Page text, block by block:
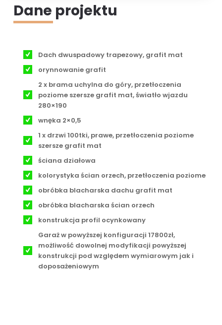
Dane projektu
Dach dwuspadowy trapezowy, grafit mat
orynnowanie grafit
2 x brama uchylna do góry, przetłoczenia
poziome szersze grafit mat, światło wjazdu
280×190
wnęka 2×0,5
1 x drzwi 100tki, prawe, przetłoczenia poziome
szersze grafit mat
ściana działowa
kolorystyka ścian orzech, przetłoczenia poziome
obróbka blacharska dachu grafit mat
obróbka blacharska ścian orzech
konstrukcja profil ocynkowany
Garaż w powyższej konfiguracji 17800zł,
możliwość dowolnej modyfikacji powyższej
konstrukcji pod względem wymiarowym jak i
doposażeniowym